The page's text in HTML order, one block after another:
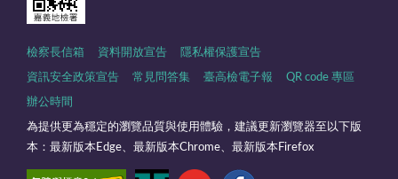
檢察長信箱 資料開放宣告 隱私權保護宣告
資訊安全政策宣告 常見問答集 臺高檢電子報 QR code 專區
辦公時間
為提供更為穩定的瀏覽品質與使用體驗，建議更新瀏覽器至以下版
本：最新版本Edge、最新版本Chrome、最新版本Firefox